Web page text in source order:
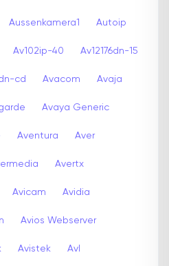
Aussenkamera1 Autoip
Av102ip-40 Av12176dn-15
cd Avacom Avaja
Avaya Generic
Aventura Aver
Avertx
Avicam Avidia
Avios Webserver
Avistek Avl